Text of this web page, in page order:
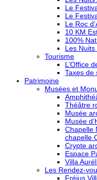
Le
Le
Le Roc
10 KM
100%
Les
Tourisme
L’Office
Taxes de
Patrimoine
Musées et
Théâtre
Musée
Musée
Chapelle
chapelle
Crypte
Espace
Villa
Les Rendez-
Fréjus